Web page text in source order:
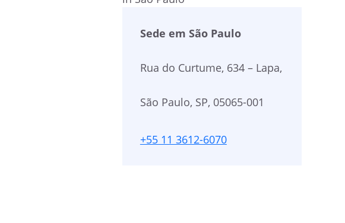
Sede em São Paulo
Rua do Curtume, 634 – Lapa,
São Paulo, SP, 05065-001
+55 11 3612-6070